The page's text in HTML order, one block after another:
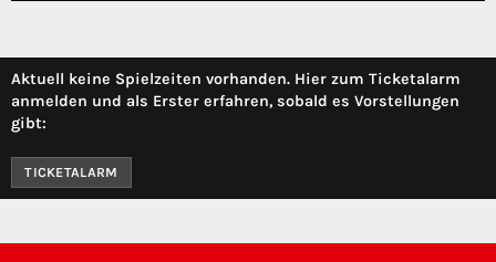
Aktuell keine Spielzeiten vorhanden. Hier zum Ticketalarm
anmelden und als Erster erfahren, sobald es Vorstellungen
gibt:
TICKETALARM